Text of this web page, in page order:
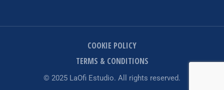
© 2025 LaOfi Estudio. All rights reserved.
COOKIE POLICY
TERMS & CONDITIONS